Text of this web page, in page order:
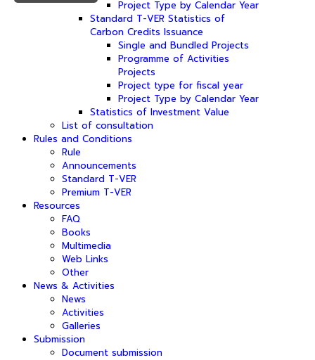
Project Type by Calendar Year
Standard T-VER Statistics of
Carbon Credits Issuance
Single and Bundled Projects
Programme of Activities
Projects
Project type for fiscal year
Project Type by Calendar Year
Statistics of Investment Value
List of consultation
Rules and Conditions
Rule
Announcements
Standard T-VER
Premium T-VER
Resources
FAQ
Books
Multimedia
Web Links
Other
News & Activities
News
Activities
Galleries
Submission
Document submission